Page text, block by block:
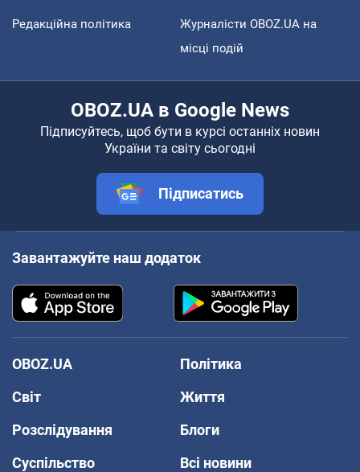
Редакційна політика
Журналісти OBOZ.UA на
місці подій
OBOZ.UA в Google News
Підписуйтесь, щоб бути в курсі останніх новин
України та світу сьогодні
Підписатись
Завантажуйте наш додаток
OBOZ.UA
Політика
Світ
Життя
Розслідування
Блоги
Суспільство
Всі новини